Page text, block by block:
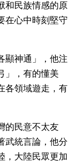
和民族情感的原
在心中時刻堅守
顯神通」，他注
」，有的懂美
各領域遊走，有
的民意不太友
武統言論，他分
，大陸民眾更加